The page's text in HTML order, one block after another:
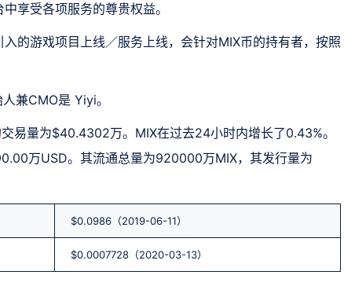
享受各项服务的尊贵权益。
的游戏项目上线／服务上线，会针对MIX币的持有者，按照
兼CMO是 Yiyi。
易量为$40.4302万。MIX在过去24小时内增长了0.43%。
万USD。其流通总量为920000万MIX，其发行量为
$0.0986（2019-06-11）
$0.0007728（2020-03-13）